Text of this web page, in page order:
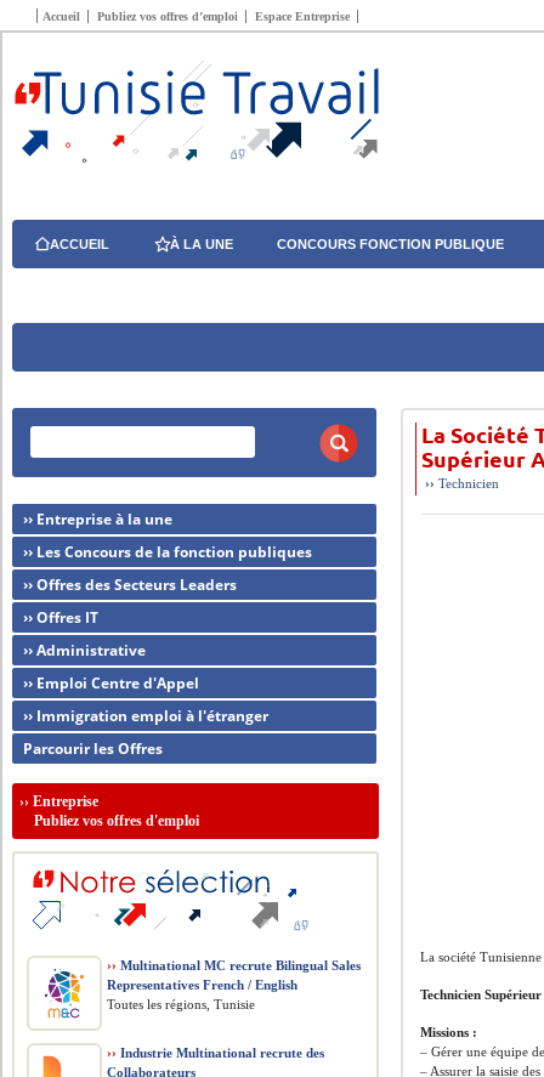
Accueil Publiez vos offres d’emploi Espace Entreprise
ACCUEIL À LA UNE CONCOURS FONCTION PUBLIQUE
La Société
Supérieur
››Technicien
La société
Technicien
Missions :
– Gérer une équipe
– Assurer la saisie
›› Entreprise à la une
›› Les Concours de la fonction publiques
›› Offres des Secteurs Leaders
›› Offres IT
›› Administrative
›› Emploi Centre d'Appel
›› Immigration emploi à l'étranger
Parcourir les Offres
››Entreprise
Publiez vos offres d'emploi
›› Multinational MC recrute Bilingual Sales
Representatives French / English
Toutes les régions, Tunisie
›› Industrie Multinational recrute des
Collaborateurs